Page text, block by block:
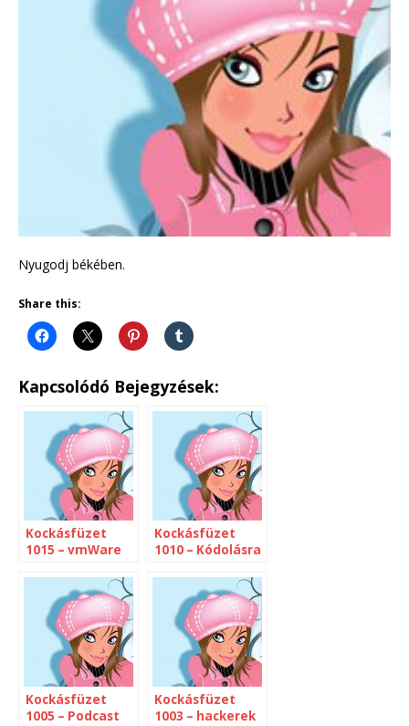
Nyugodj békében.
Share this:
Kapcsolódó Bejegyzések:
Kockásfüzet
1015 – vmWare
munkahely
Kockásfüzet
1010 – Kódolásra
Kockásfüzet
1005 – Podcast
Kockásfüzet
1003 – hackerek